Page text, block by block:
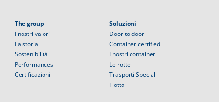
The group
I nostri valori
La storia
Sostenibilità
Performances
Certificazioni
Soluzioni
Door to door
Container certified
I nostri container
Le rotte
Trasporti Speciali
Flotta